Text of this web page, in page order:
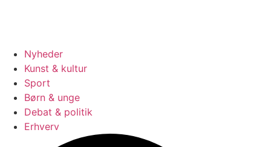
Nyheder
Kunst & kultur
Sport
Børn & unge
Debat & politik
Erhverv